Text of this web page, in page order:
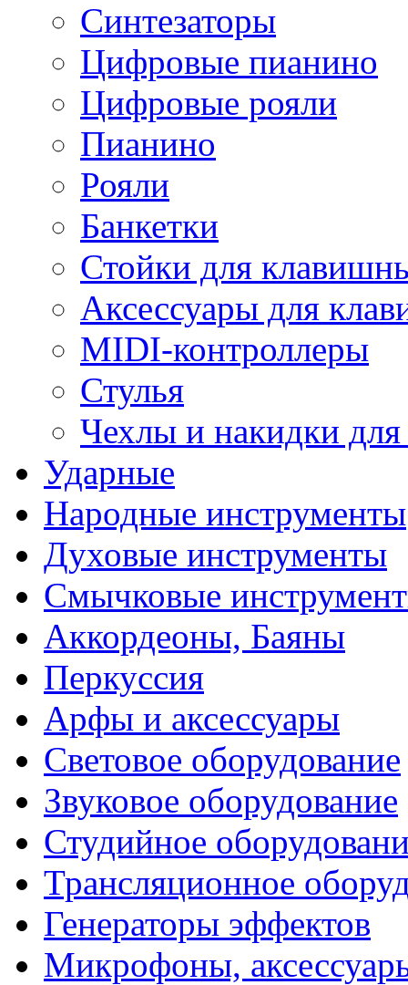
Синтезаторы
Цифровые пианино
Цифровые рояли
Пианино
Рояли
Банкетки
Стойки для
Аксессуары для
MIDI-контроллеры
Стулья
Чехлы и накидки
Ударные
Народные инструменты
Духовые инструменты
Смычковые
Аккордеоны, Баяны
Перкуссия
Арфы и аксессуары
Световое оборудование
Звуковое оборудование
Студийное
Трансляционное
Генераторы эффектов
Микрофоны,